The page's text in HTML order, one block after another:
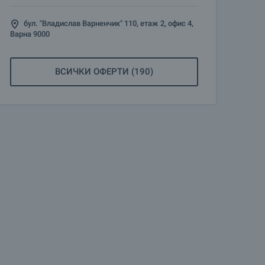
бул. "Владислав Варненчик" 110, етаж 2, офис 4,
Варна 9000
ВСИЧКИ ОФЕРТИ (190)